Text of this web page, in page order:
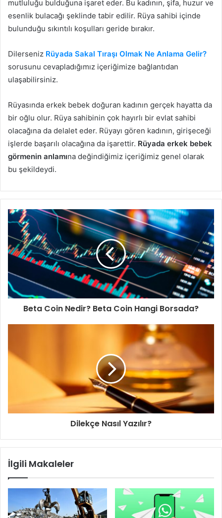
mutluluğu bulduğuna işaret eder. Bu kadının, şifa, huzur ve
esenlik bulacağı şeklinde tabir edilir. Rüya sahibi içinde
bulunduğu sıkıntılı koşulları geride bırakır.
Dilerseniz Rüyada Sakal Tıraşı Olmak Ne Anlama Gelir?
sorusunu cevapladığımız içeriğimize bağlantıdan
ulaşabilirsiniz.
Rüyasında erkek bebek doğuran kadının gerçek hayatta da
bir oğlu olur. Rüya sahibinin çok hayırlı bir evlat sahibi
olacağına da delalet eder. Rüyayı gören kadının, girişeceği
işlerde başarılı olacağına da işarettir. Rüyada erkek bebek
görmenin anlamına değindiğimiz içeriğimiz genel olarak
bu şekildeydi.
Beta Coin Nedir? Beta Coin Hangi Borsada?
Dilekçe Nasıl Yazılır?
İlgili Makaleler